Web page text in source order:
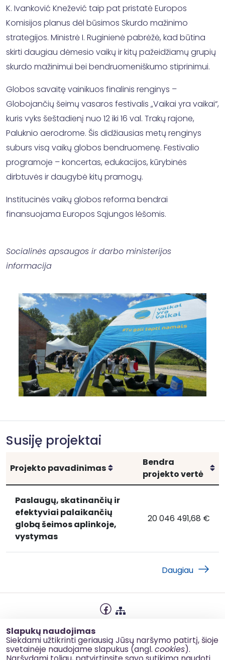
Slapukų naudojimas
Siekdami užtikrinti geriausią Jūsų naršymo patirtį, šioje
svetainėje naudojame slapukus (angl. cookies).
K. Ivanković Knežević taip pat pristatė Europos
Komisijos planus dėl būsimos Skurdo mažinimo
strategijos. Ministrė I. Ruginienė pabrėžė, kad būtina
skirti daugiau dėmesio vaikų ir kitų pažeidžiamų grupių
skurdo mažinimui bei bendruomeniškumo stiprinimui.
Globos savaitę vainikuos finalinis renginys –
Globojančių šeimų vasaros festivalis „Vaikai yra vaikai“,
kuris vyks šeštadienį nuo 12 iki 16 val. Trakų rajone,
Paluknio aerodrome. Šis didžiausias metų renginys
suburs visą vaikų globos bendruomenę. Festivalio
programoje – koncertas, edukacijos, kūrybinės
dirbtuvės ir daugybė kitų pramogų.
Institucinės vaikų globos reforma bendrai
finansuojama Europos Sąjungos lėšomis.
Socialinės apsaugos ir darbo ministerijos
informacija
Susiję projektai
Projekto pavadinimas RikiuotiBendra
projekto vertė
Paslaugų,
skatinančių
šeimos
Paslaugų, skatinančių ir
efektyviai palaikančių
globą šeimos aplinkoje,
vystymas
Paslaugų,
20 046 491,68 €
Daugiau
Slapukų naudojimas
Korupcijos prevencija